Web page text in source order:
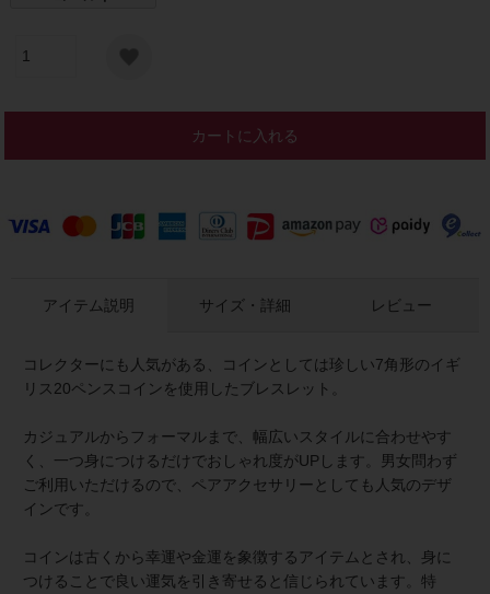
カートに入れる
アイテム説明
コレクターにも人気がある、コインとしては珍しい7角形のイギ
リス20ペンスコインを使用したブレスレット。
カジュアルからフォーマルまで、幅広いスタイルに合わせやす
く、一つ身につけるだけでおしゃれ度がUPします。 男女問わず
ご利用いただけるので、ペアアクセサリーとしても人気のデザ
インです。
コインは古くから幸運や金運を象徴するアイテムとされ、身に
つけることで良い運気を引き寄せると信じられています。特
サイズ・詳細 レビュー